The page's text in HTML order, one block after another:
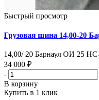
Быстрый просмотр
Грузовая шина 14,00-20
14,00/ 20 Барнаул ОИ 25
34 000 ₽
-
В корзину
Купить в 1 клик